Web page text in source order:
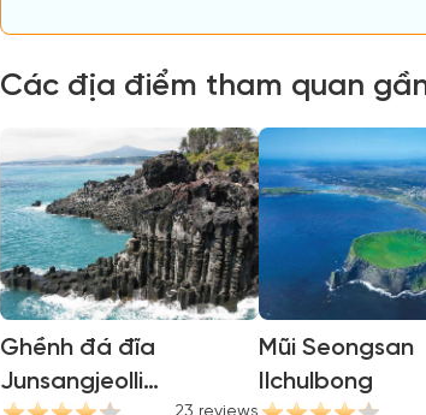
Các địa điểm tham quan
Ghềnh đá đĩa
Junsangjeolli
Mũi Seongsan
Ilchulbong